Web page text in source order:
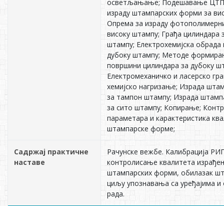
осветљањање; Подешавање ЦТП
израду штампарских форми за
Опрема за израду
високу штампу; Грађа цилиндара
штампу; Електрохемијска обрада
дубоку штампу; Методе
површини цилиндара за дубоку
Електромеханичко и ласерско
хемијско нагризање; Израда
за тампон штампу; Израда
за сито штампу; Копирање;
параметара и карактеристика
штампарске форме;
Садржај практичне
наставе
Рачунске вежбе. Калибрација
контролисање квалитета
штампарских форми, обилазак
циљу упознавања са уређајима и
рада.